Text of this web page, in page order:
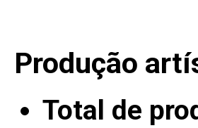
Produção
Total de